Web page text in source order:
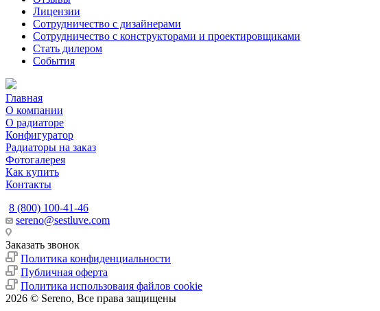
Лицензии
Сотрудничество с дизайнерами
Сотрудничество с конструкторами и проектировщиками
Стать дилером
События
Главная
О компании
О радиаторе
Конфигуратор
Радиаторы на заказ
Фотогалерея
Как купить
Контакты
8 (800) 100-41-46
sereno@sestluve.com
Заказать звонок
Политика конфиденциальности
Публичная оферта
Политика использоваия файлов cookie
2026 © Sereno, Все права защищены